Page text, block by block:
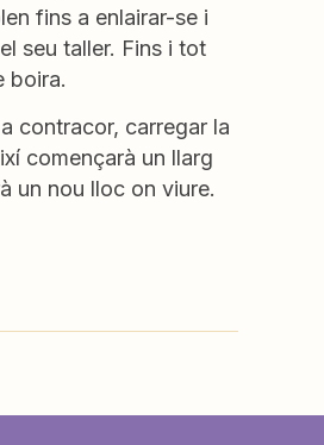
fins a enlairar-se i
seu taller. Fins i tot
boira.
contracor, carregar la
començarà un llarg
un nou lloc on viure.